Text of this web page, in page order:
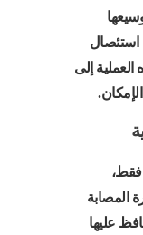
العملية إلى
فقط،
المصابة
عليها